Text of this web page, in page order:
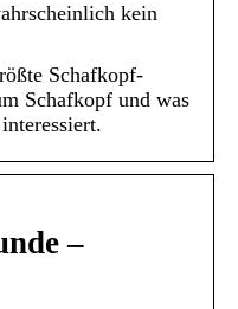
kein
Schafkopf-
Schafkopf und was
–